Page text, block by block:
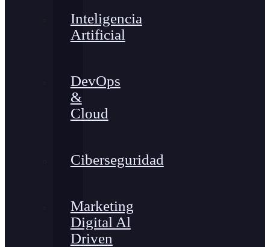
Inteligencia
Artificial
DevOps
&
Cloud
Ciberseguridad
Marketing
Digital Al
Driven